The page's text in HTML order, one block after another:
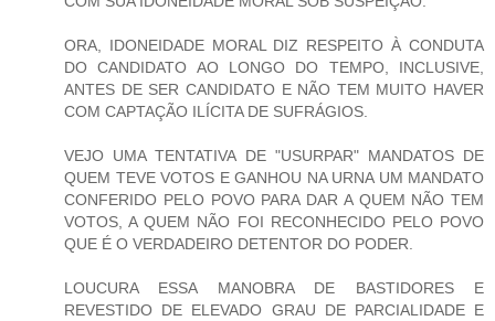
ORA, IDONEIDADE MORAL DIZ RESPEITO À CONDUTA
DO CANDIDATO AO LONGO DO TEMPO, INCLUSIVE,
ANTES DE SER CANDIDATO E NÃO TEM MUITO HAVER
COM CAPTAÇÃO ILÍCITA DE SUFRÁGIOS.
VEJO UMA TENTATIVA DE "USURPAR" MANDATOS DE
QUEM TEVE VOTOS E GANHOU NA URNA UM MANDATO
CONFERIDO PELO POVO PARA DAR A QUEM NÃO TEM
VOTOS, A QUEM NÃO FOI RECONHECIDO PELO POVO
QUE É O VERDADEIRO DETENTOR DO PODER.
LOUCURA ESSA MANOBRA DE BASTIDORES E
REVESTIDO DE ELEVADO GRAU DE PARCIALIDADE E